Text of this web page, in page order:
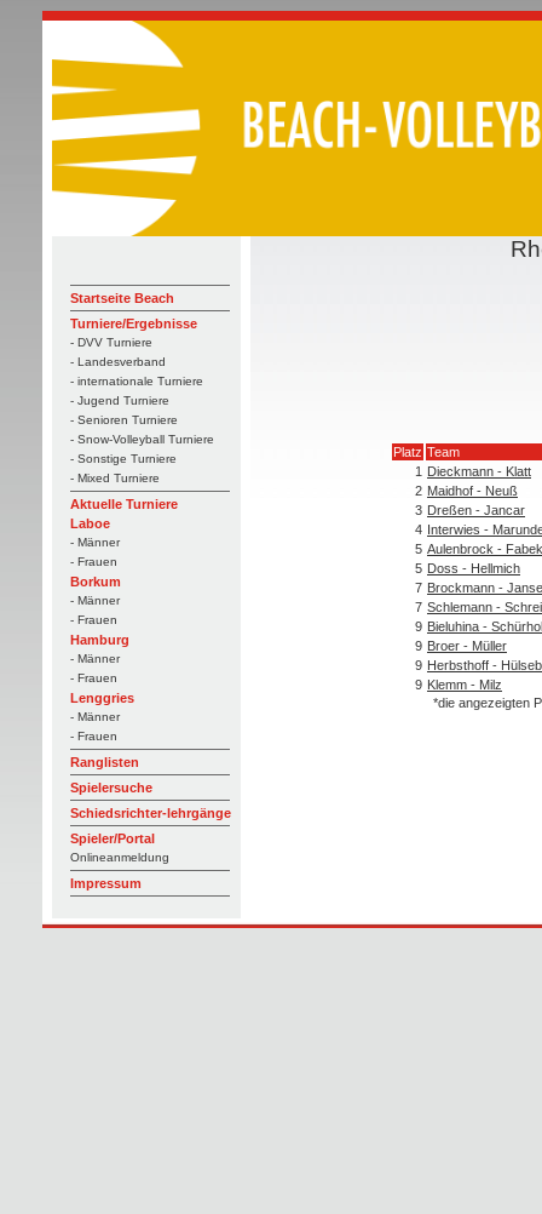
Startseite Beach
Turniere/Ergebnisse
- DVV Turniere
- Landesverband
- internationale Turniere
- Jugend Turniere
- Senioren Turniere
- Snow-Volleyball Turniere
- Sonstige Turniere
- Mixed Turniere
Aktuelle Turniere
Laboe
- Männer
- Frauen
Borkum
- Männer
- Frauen
Hamburg
- Männer
- Frauen
Lenggries
- Männer
- Frauen
Ranglisten
Spielersuche
Schiedsrichter-lehrgänge
Spieler/Portal
Onlineanmeldung
Impressum
Platz Team
1 Dieckmann - Klatt
2 Maidhof - Neuß
3 Dreßen - Jancar
4 Interwies -
5 Aulenbrock - Fabek
5 Doss - Hellmich
7 Brockmann -
7 Schlemann -
9 Bieluhina -
9 Broer - Müller
9 Herbsthoff -
9 Klemm - Milz
*die angezeigten